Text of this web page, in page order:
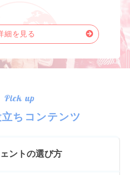
細を見る
Pick up
ちコンテンツ
ントの選び方